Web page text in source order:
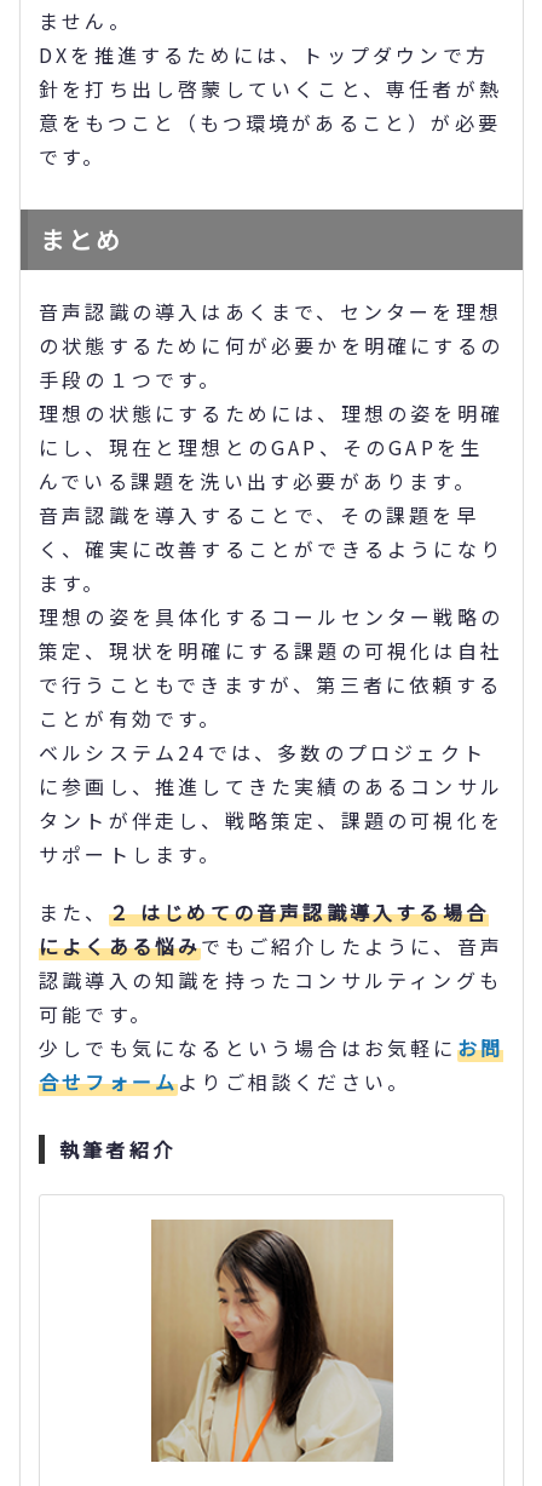
ません。
DXを推進するためには、トップダウンで方
針を打ち出し啓蒙していくこと、専任者が熱
意をもつこと（もつ環境があること）が必要
です。
まとめ
音声認識の導入はあくまで、センターを理想
の状態するために何が必要かを明確にするの
手段の１つです。
理想の状態にするためには、理想の姿を明確
にし、現在と理想とのGAP、そのGAPを生
んでいる課題を洗い出す必要があります。
音声認識を導入することで、その課題を早
く、確実に改善することができるようになり
ます。
理想の姿を具体化するコールセンター戦略の
策定、現状を明確にする課題の可視化は自社
で行うこともできますが、第三者に依頼する
ことが有効です。
ベルシステム24では、多数のプロジェクト
に参画し、推進してきた実績のあるコンサル
タントが伴走し、戦略策定、課題の可視化を
サポートします。
また、 ２ はじめての音声認識導入する場合
によくある悩みでもご紹介したように、音声
認識導入の知識を持ったコンサルティングも
可能です。
少しでも気になるという場合はお気軽に お問
合せフォームよりご相談ください。
執筆者紹介